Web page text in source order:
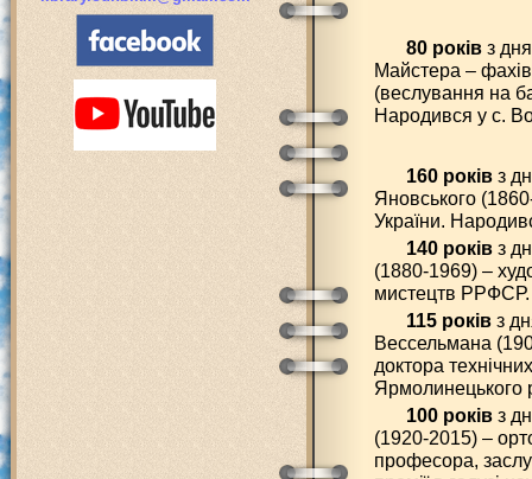
80 роківз
Майстера –
(веслування на
Народився у с.
160 роківз
Яновського
України.
140 роківз
(1880-1969) –
мистецтв РРФСР.
115 роківз
Вессельмана
доктора
Ярмолинецького
100 роківз
(1920-2015) –
професора,